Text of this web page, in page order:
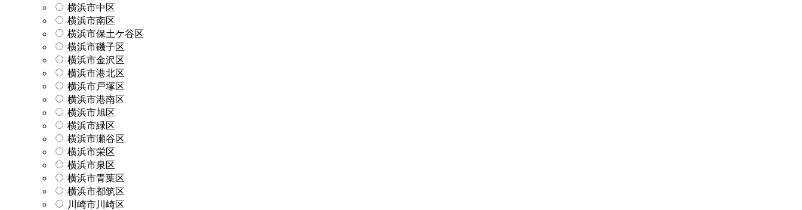
横浜市中区
横浜市南区
横浜市保土ケ谷区
横浜市磯子区
横浜市金沢区
横浜市港北区
横浜市戸塚区
横浜市港南区
横浜市旭区
横浜市緑区
横浜市瀬谷区
横浜市栄区
横浜市泉区
横浜市青葉区
横浜市都筑区
川崎市川崎区